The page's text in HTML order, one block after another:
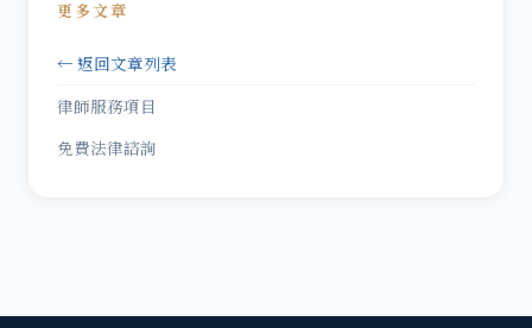
更多文章
← 返回文章列表
律師服務項目
免費法律諮詢